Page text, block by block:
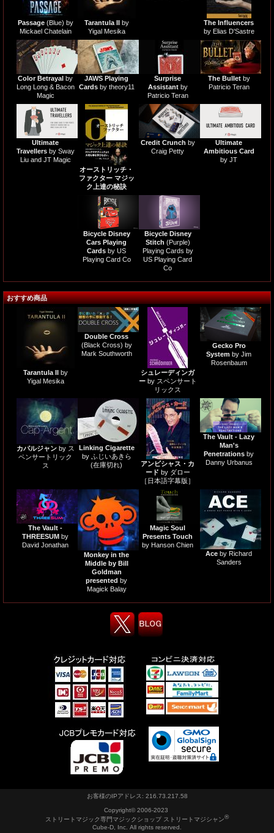
Passage (Blue) by
Mickael Chatelain
Tarantula IIby
Yigal Mesika
The Influencers
by Elias D'Sastre
Color Betrayal by
Long Long & Bacon
Magic
JAWS Playing
Cardsby theory11
Surprise
Assistantby
Patricio Teran
The Bulletby
Patricio Teran
Ultimate
Travellersby Sway
Liu and JT Magic
オーストリッチ・
ファクター マジッ
ク上達の秘訣
Credit Crunch by
Craig Petty
Ultimate
Ambitious Card
by JT
Bicycle Disney
Cars Playing
Cards by US
Playing Card Co
Bicycle Disney
Stitch (Purple)
Playing Cards by
US Playing Card
Co
おすすめ商品
Tarantula IIby
Yigal Mesika
Double Cross
(Black Cross) by
Mark Southworth
シュレーディンガ
ーby スペンサート
リックス
Gecko Pro
System by Jim
Rosenbaum
カパルジャンby ス
ペンサートリック
ス
Linking Cigarette
by ふじいあきら
(在庫切れ)
アンビシャス・カ
ード by ダロー
［日本語字幕版］
The Vault - Lazy
Man's
Penetrations by
Danny Urbanus
The Vault -
THREESUM by
David Jonathan
Monkey in the
Middle by Bill
Goldman
presented by
Magick Balay
Magic Soul
Presents Touch
by Hanson Chien
Ace by Richard
Sanders
お客様のIPアドレス: 216.73.217.58
Copyright© 2006-2023
ストリートマジック専門マジックショップ ストリートマジシャン®
Cube-D, Inc. All rights reserved.